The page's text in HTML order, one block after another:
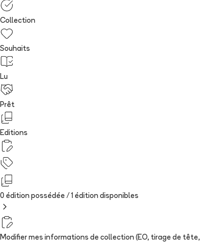
Collection
Souhaits
Lu
Prêt
Editions
0 édition possédée / 1 édition disponibles
Modifier mes informations de collection (EO, tirage de tête,